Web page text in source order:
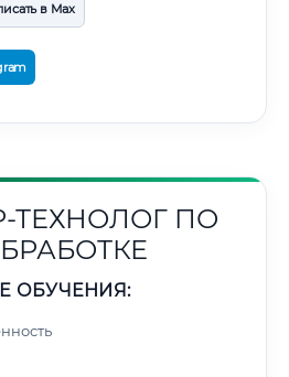
в Max
ТЕХНОЛОГ ПО
ОБУЧЕНИЯ: